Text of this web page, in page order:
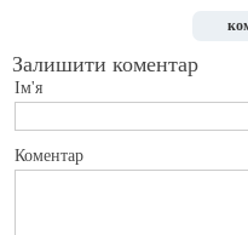
Залишити коментар
Ім'я
Коментар